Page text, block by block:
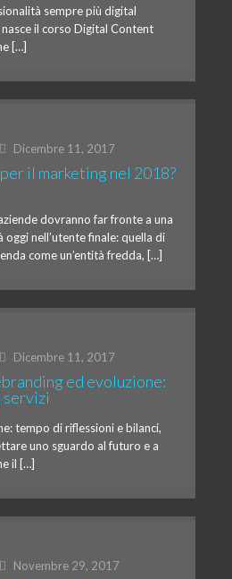
sempre più digital
il corso Digital Content
[…]
Dicembre 11, 2017
il marketing nel 2018?
dovranno far fronte a una
oggi nell’utente finale: quella di
come un’entità fredda, […]
Dicembre 11, 2017
ed evoluzione:
servizi
tempo di riflessioni e bilanci,
uno sguardo al futuro e a
il […]
Novembre 29, 2017